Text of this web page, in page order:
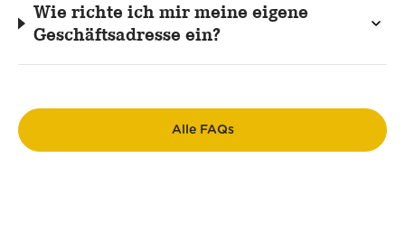
Wie richte ich mir meine eigene
Geschäftsadresse ein?
Alle FAQs